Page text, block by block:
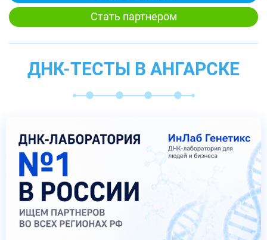
Стать партнером
ДНК-ТЕСТЫ В АНГАРСКЕ